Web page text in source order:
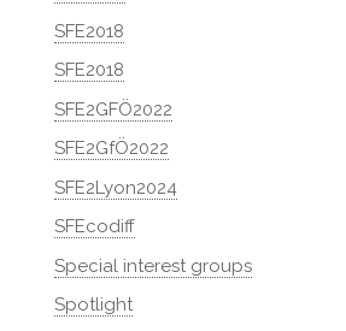
SFE2018
SFE2018
SFE2GFÖ2022
SFE2GfÖ2022
SFE2Lyon2024
SFEcodiff
Special interest groups
Spotlight